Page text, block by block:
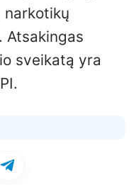
narkotikų
Atsakingas
sveikatą yra